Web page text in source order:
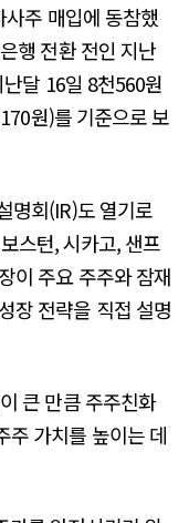
주 매입에 동참했
행 전환 전인 지난
달 16일 8천560원
원)를 기준으로 보
명회(IR)도 열기로
스턴, 시카고, 샌프
이 주요 주주와 잠재
장 전략을 직접 설명
큰 만큼 주주친화
주 가치를 높이는 데